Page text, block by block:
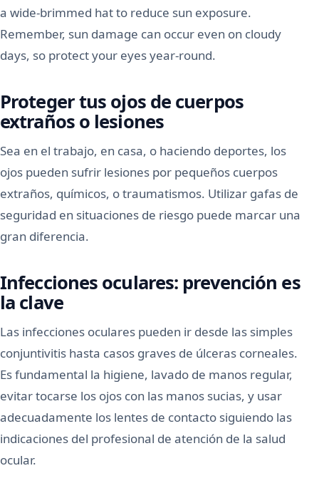
a wide-brimmed hat to reduce sun exposure.
Remember, sun damage can occur even on cloudy
days, so protect your eyes year-round.
Proteger tus ojos de cuerpos
extraños o lesiones
Sea en el trabajo, en casa, o haciendo deportes, los
ojos pueden sufrir lesiones por pequeños cuerpos
extraños, químicos, o traumatismos. Utilizar gafas de
seguridad en situaciones de riesgo puede marcar una
gran diferencia.
Infecciones oculares: prevención es
la clave
Las infecciones oculares pueden ir desde las simples
conjuntivitis hasta casos graves de úlceras corneales.
Es fundamental la higiene, lavado de manos regular,
evitar tocarse los ojos con las manos sucias, y usar
adecuadamente los lentes de contacto siguiendo las
indicaciones del profesional de atención de la salud
ocular.